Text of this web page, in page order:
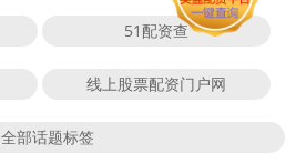
51配资查
线上股票配资门户网
全部话题标签